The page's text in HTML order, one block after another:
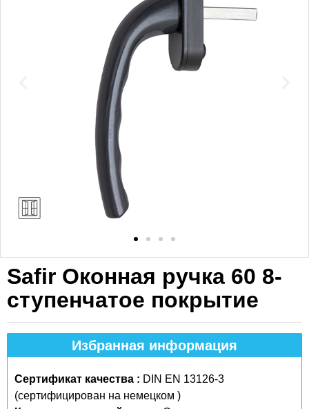
Safir Оконная ручка 60 8-
ступенчатое покрытие
Избранная информация
Сертификат качества : DIN EN 13126-3
(сертифицирован на немецком )